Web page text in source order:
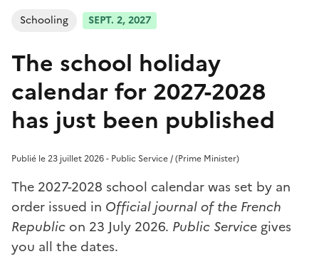
Schooling SEPT. 2, 2027
The school holiday
calendar for 2027-2028
has just been published
Publié le 23 juillet 2026 - Public Service / (Prime Minister)
The 2027-2028 school calendar was set by an
order issued in Official journal of the French
Republic on 23 July 2026. Public Service gives
you all the dates.